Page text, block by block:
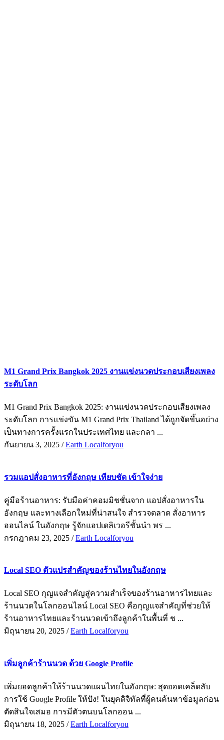
M1 Grand Prix Bangkok 2025 งานแข่งนวดประกอบเสียงเพลง
ระดับโลก
M1 Grand Prix Bangkok 2025: งานแข่งนวดประกอบเสียงเพลง
ระดับโลก การแข่งขัน M1 Grand Prix Thailand ได้ถูกจัดขึ้นอย่าง
เป็นทางการครั้งแรกในประเทศไทย และกลา ...
กันยายน 3, 2025 /Earth Localforyou
รวมแอปสั่งอาหารที่อังกฤษ เทียบชัด เข้าใจง่าย
คู่มือร้านอาหาร: รับมือค่าคอมมิชชั่นจาก แอปสั่งอาหารใน
อังกฤษ และทางเลือกใหม่ที่น่าสนใจ สำรวจตลาด สั่งอาหาร
ออนไลน์ ในอังกฤษ รู้จักแอปเดลิเวอรีชั้นนำ พร ...
กรกฎาคม 23, 2025 /Earth Localforyou
Local SEO ตัวแปรสำคัญของร้านไทยในอังกฤษ
Local SEO กุญแจสำคัญสู่ความสำเร็จของร้านอาหารไทยและ
ร้านนวดในโลกออนไลน์ Local SEO คือกุญแจสำคัญที่ช่วยให้
ร้านอาหารไทยและร้านนวดเข้าถึงลูกค้าในพื้นที่ ช ...
มิถุนายน 20, 2025 /Earth Localforyou
เพิ่มลูกค้าร้านนวด ด้วย Google Profile
เพิ่มยอดลูกค้าให้ร้านนวดแผนไทยในอังกฤษ: สุดยอดเคล็ดลับ
การใช้ Google Profile ให้ปัง! ในยุคดิจิทัลที่ผู้คนค้นหาข้อมูลก่อน
ตัดสินใจเสมอ การมีตัวตนบนโลกออน ...
มิถุนายน 18, 2025 /Earth Localforyou